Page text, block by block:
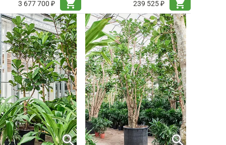
3 677 700 ₽ shopping_cart 239 525 ₽ shopping_cart
search search